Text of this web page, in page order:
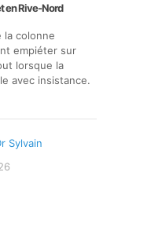
en Rive-Nord
la colonne
empiéter sur
lorsque la
avec insistance.
Sylvain